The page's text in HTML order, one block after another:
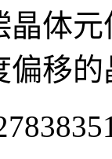
晶体
偏移